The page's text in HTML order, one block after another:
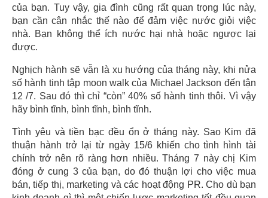
của bạn. Tuy vậy, gia đình cũng rất quan trọng lúc này,
bạn cần cân nhắc thế nào để đảm việc nước giỏi việc
nhà. Bạn không thể ích nước hại nhà hoặc ngược lại
được.
Nghịch hành sẽ vẫn là xu hướng của tháng này, khi nửa
số hành tinh tập moon walk của Michael Jackson đến tận
12 /7. Sau đó thì chỉ “còn” 40% số hành tinh thôi. Vì vậy
hãy bình tĩnh, bình tĩnh, bình tĩnh.
Tình yêu và tiền bạc đều ổn ở tháng này. Sao Kim đã
thuận hành trở lại từ ngày 15/6 khiến cho tình hình tài
chính trở nên rõ ràng hơn nhiều. Tháng 7 này chị Kim
đóng ở cung 3 của bạn, do đó thuận lợi cho việc mua
bán, tiếp thị, marketing và các hoạt động PR. Cho dù bạn